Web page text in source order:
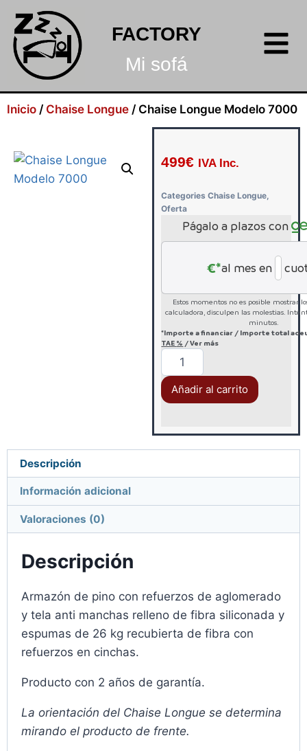
FACTORY
Mi sofá
Inicio / Chaise Longue / Chaise Longue Modelo 7000
499€ IVA Inc.
Categories Chaise Longue
Oferta
Págalo a plazos con
€*al mes en
Estos momentos no es posible mostrar
calculadora, disculpen las molestias.
minutos.
*Importe a financiar / Importe total
TAE % /Ver más
Añadir al carrito
Descripción
Información adicional
Valoraciones (0)
Descripción
Armazón de pino con refuerzos de aglomerado
y tela anti manchas relleno de fibra siliconada y
espumas de 26 kg recubierta de fibra con
refuerzos en cinchas.
Producto con 2 años de garantía.
La orientación del Chaise Longue se determina
mirando el producto de frente.